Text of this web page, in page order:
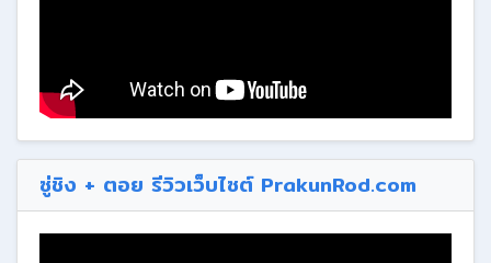
ซู่ชิง + ตอย รีวิวเว็บไซต์ PrakunRod.com